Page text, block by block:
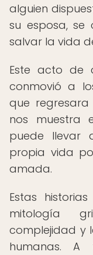
alguien
su esposa, se
salvar la vida
Este acto de
conmovió a
que regresara
nos muestra
puede llevar
propia vida
amada.
Estas
mitología
complejidad y
humanas. A